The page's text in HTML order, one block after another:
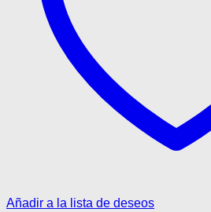
Añadir a la lista de deseos